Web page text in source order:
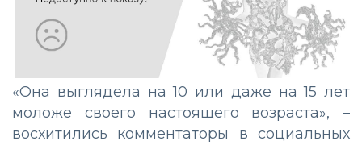
«Она выглядела на 10 или даже на 15 лет
моложе своего настоящего возраста», –
восхитились комментаторы в социальных